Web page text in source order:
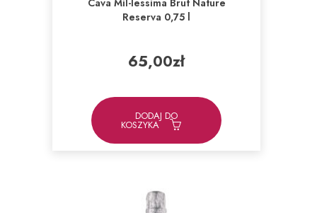
Cava Mil-lessima Brut Nature
Reserva 0,75 l
65,00zł
DODAJ DO
KOSZYKA